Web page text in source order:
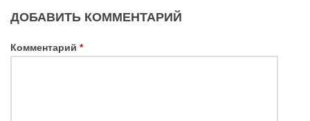
ДОБАВИТЬ КОММЕНТАРИЙ
Комментарий *